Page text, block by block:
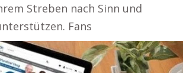
Streben nach Sinn und
Fans